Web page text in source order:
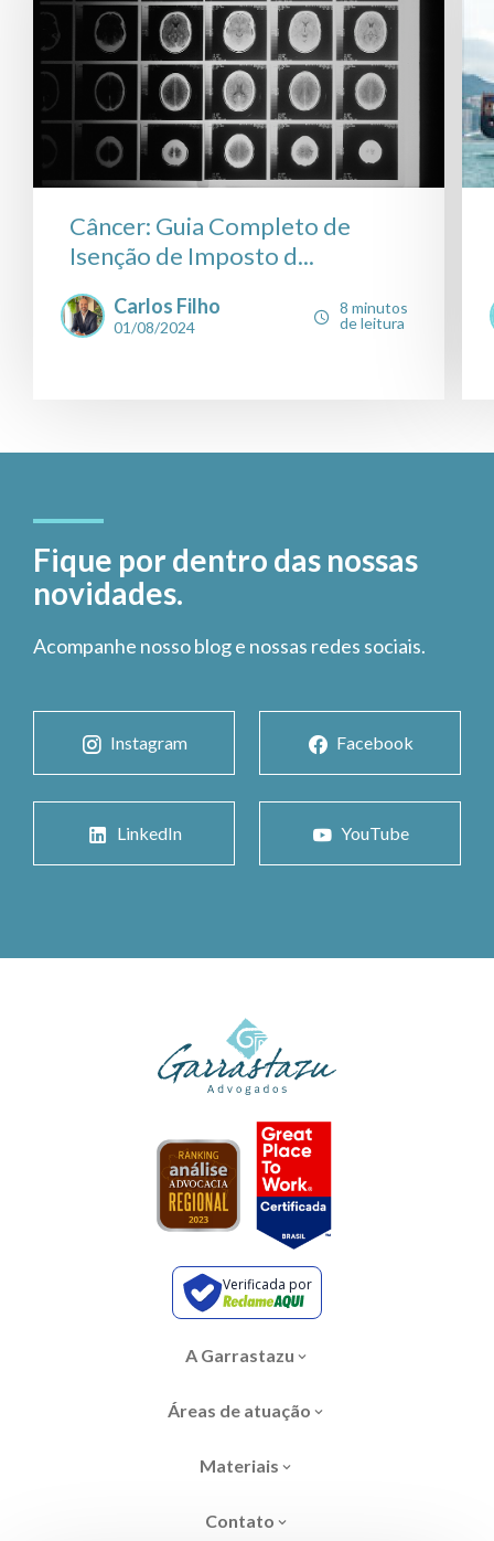
Câncer: Guia Completo de
Isenção de Imposto d...
Carlos Filho
01/08/2024
8 minutos
de leitura
Fique por dentro das nossas
novidades.
Acompanhe nosso blog e nossas redes sociais.
Instagram Facebook
LinkedIn YouTube
Verificada por
A Garrastazu
Áreas de atuação
Materiais
Contato